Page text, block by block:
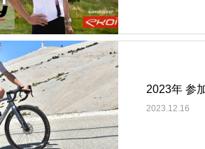
2023年 参
2023.12.16